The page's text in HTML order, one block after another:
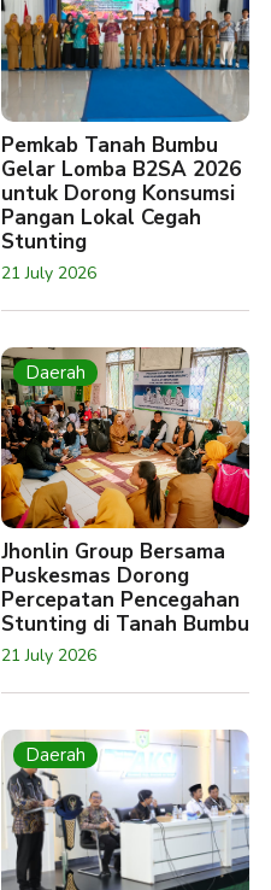
Pemkab Tanah Bumbu
Gelar Lomba B2SA 2026
untuk Dorong Konsumsi
Pangan Lokal Cegah
Stunting
21 July 2026
Daerah
Jhonlin Group Bersama
Puskesmas Dorong
Percepatan Pencegahan
Stunting di Tanah Bumbu
21 July 2026
Daerah